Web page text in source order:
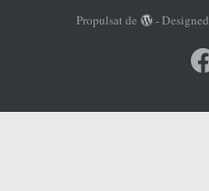
Propulsat de -